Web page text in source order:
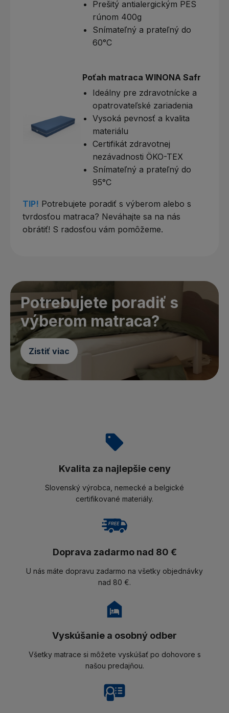
Prešitý antialergickým PES
rúnom 400g
Snímateľný a prateľný do
60°C
Poťah matraca WINONA Safr
Ideálny pre zdravotnícke a
opatrovateľské zariadenia
Vysoká pevnosť a kvalita
materiálu
Certifikát zdravotnej
nezávadnosti ÖKO-TEX
Snímateľný a prateľný do
95°C
TIP! Potrebujete poradiť s výberom alebo s
tvrdosťou matraca? Neváhajte sa na nás
obrátiť! S radosťou vám pomôžeme.
Potrebujete poradiť s
výberom matraca?
Zistiť viac
Kvalita za najlepšie ceny
Slovenský výrobca, nemecké a belgické
certifikované materiály.
Doprava zadarmo nad 80 €
U nás máte dopravu zadarmo na všetky objednávky
nad 80 €.
Vyskúšanie a osobný odber
Všetky matrace si môžete vyskúšať po dohovore s
našou predajňou.